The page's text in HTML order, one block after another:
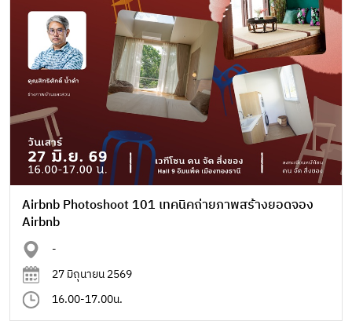
Airbnb Photoshoot 101 เทคนิคถ่ายภาพสร้างยอดจอง
Airbnb
-
27 มิถุนายน 2569
16.00-17.00น.